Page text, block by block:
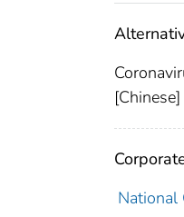
[Chinese]
National